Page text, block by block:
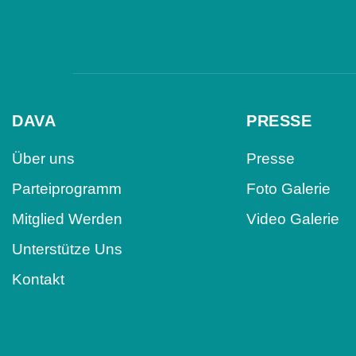
DAVA
Über uns
Parteiprogramm
Mitglied Werden
Unterstütze Uns
Kontakt
PRESSE
Presse
Foto Galerie
Video Galerie